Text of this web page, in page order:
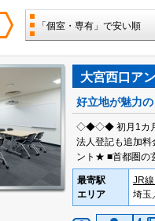
「個室・専有」で安い順
大宮西口ア
好立地が魅力
◇◆◇◆ 初月1カ月
法人登記も追加
ント★ ■首都圏の
最寄駅
エリア
JR
埼玉